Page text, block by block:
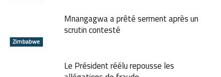
Zimbabwe
Mnangagwa a prêté serment après un
scrutin contesté
Le Président réélu repousse les